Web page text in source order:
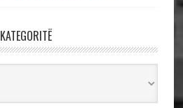
KATEGORITË